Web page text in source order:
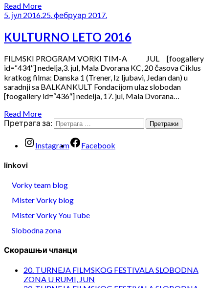
Read More
5. јул 2016.25. фебруар 2017.
KULTURNO LETO 2016
FILMSKI PROGRAM VORKI TIM-A JUL [foogallery
id=“434″] nedelja,3. jul, Mala Dvorana KC, 20 časova Ciklus
kratkog filma: Danska 1 (Trener, Iz ljubavi, Jedan dan) u
saradnji sa BALKANKULT Fondacijom ulaz slobodan
[foogallery id=“436″] nedelja, 17. jul, Mala Dvorana…
Read More
Претрага за:
Instagram Facebook
linkovi
Vorky team blog
Mister Vorky blog
Mister Vorky You Tube
Slobodna zona
Скорашњи чланци
20. TURNEJA FILMSKOG FESTIVALA SLOBODNA
ZONA U RUMI, JUN